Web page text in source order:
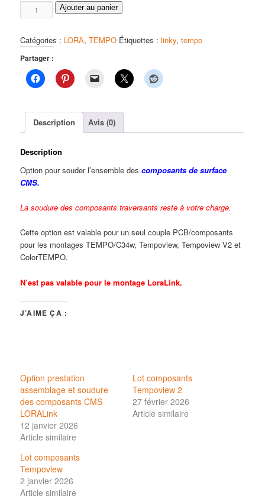
quantité
de
prestation
assemblage
soudure
CMS
TEMPO
Ajouter au panier
Catégories : LORA,TEMPO Étiquettes :linky,tempo
Partager :
Description Avis (0)
Description
Option pour souder l’ensemble descomposants de surface
CMS.
La soudure des composants traversants reste à votre charge.
Cette option est valable pour un seul couple PCB/composants
pour les montages TEMPO/C34w, Tempoview, Tempoview V2 et
ColorTEMPO.
N’est pas valable pour le montage LoraLink.
J’AIME ÇA :
Option prestation
assemblage et soudure
des composants CMS
LORALink
12 janvier 2026
Article similaire
Lot composants
Tempoview 2
27 février 2026
Article similaire
Lot composants
Tempoview
2 janvier 2026
Article similaire